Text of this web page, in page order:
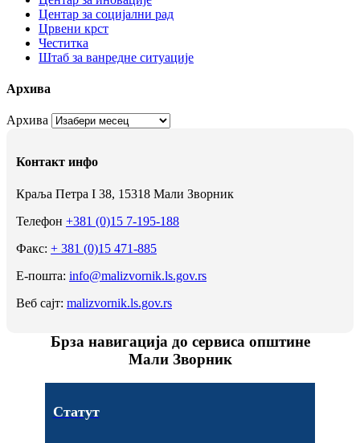
Центар за социјални рад
Црвени крст
Честитка
Штаб за ванредне ситуације
Архива
Архива
Контакт инфо
Краља Петра I 38, 15318 Мали Зворник
Телефон +381 (0)15 7-195-188
Факс: + 381 (0)15 471-885
Е-пошта: info@malizvornik.ls.gov.rs
Веб сајт: malizvornik.ls.gov.rs
Брза навигација до сервиса општине
Мали Зворник
Статут